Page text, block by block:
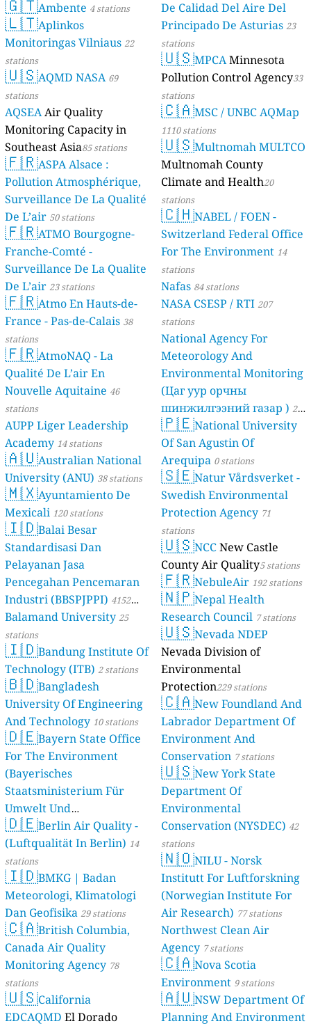
🇬🇹Ambente 4 stations
🇱🇹Aplinkos
Monitoringas Vilniaus 22
stations
🇺🇸AQMD NASA 69
stations
AQSEAAir Quality
Monitoring Capacity in
Southeast Asia85 stations
🇫🇷ASPA Alsace :
Pollution Atmosphérique,
Surveillance De La Qualité
De L’air 50 stations
🇫🇷ATMO Bourgogne-
Franche-Comté -
Surveillance De La Qualite
De L’air 23 stations
🇫🇷Atmo En Hauts-de-
France - Pas-de-Calais 38
stations
🇫🇷AtmoNAQ - La
Qualité De L’air En
Nouvelle Aquitaine 46
stations
AUPP Liger Leadership
Academy 14 stations
🇦🇺Australian National
University (ANU) 38 stations
🇲🇽Ayuntamiento De
Mexicali 120 stations
🇮🇩Balai Besar
Standardisasi Dan
Pelayanan Jasa
Pencegahan Pencemaran
Industri (BBSPJPPI) 4152
stations
Balamand University25
stations
🇮🇩Bandung Institute Of
Technology (ITB) 2 stations
🇧🇩Bangladesh
University Of Engineering
And Technology 10 stations
🇩🇪Bayern State Office
For The Environment
(Bayerisches
Staatsministerium Für
Umwelt Und
Verbraucherschutz) - LfU
46 stations
🇩🇪Berlin Air Quality -
(Luftqualität In Berlin) 14
stations
🇮🇩BMKG | Badan
Meteorologi, Klimatologi
Dan Geofisika 29 stations
🇨🇦British Columbia,
Canada Air Quality
Monitoring Agency 78
stations
🇺🇸California
EDCAQMD El Dorado
De Calidad Del Aire Del
Principado De Asturias 23
stations
🇺🇸MPCAMinnesota
Pollution Control Agency33
stations
🇨🇦MSC / UNBC AQMap
1110 stations
🇺🇸Multnomah MULTCO
Multnomah County
Climate and Health20
stations
🇨🇭NABEL / FOEN -
Switzerland Federal Office
For The Environment 14
stations
Nafas 84 stations
NASA CSESP / RTI 207
stations
National Agency For
Meteorology And
Environmental Monitoring
(Цаг уур орчны
шинжилгээний газар ) 21
stations
🇵🇪National University
Of San Agustin Of
Arequipa 0 stations
🇸🇪Natur Vårdsverket -
Swedish Environmental
Protection Agency 71
stations
🇺🇸NCCNew Castle
County Air Quality5 stations
🇫🇷NebuleAir 192 stations
🇳🇵Nepal Health
Research Council 7 stations
🇺🇸Nevada NDEP
Nevada Division of
Environmental
Protection229 stations
🇨🇦New Foundland And
Labrador Department Of
Environment And
Conservation 7 stations
🇺🇸New York State
Department Of
Environmental
Conservation (NYSDEC) 42
stations
🇳🇴NILU - Norsk
Institutt For Luftforskning
(Norwegian Institute For
Air Research) 77 stations
Northwest Clean Air
Agency 7 stations
🇨🇦Nova Scotia
Environment 9 stations
🇦🇺NSW Department Of
Planning And Environment